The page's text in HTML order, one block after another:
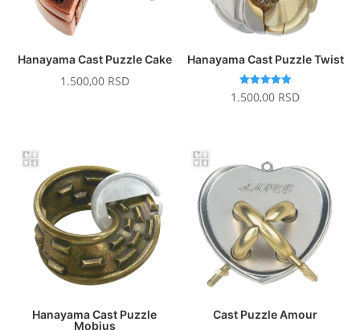
Hanayama Cast Puzzle Cake
1.500,00 RSD
Hanayama Cast Puzzle Twist
Ocenjeno
sa
1.500,00 RSD
Hanayama Cast Puzzle
Mobius
Cast Puzzle Amour